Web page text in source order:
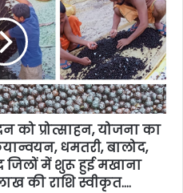
को प्रोत्साहन, योजना का
धमतरी, बालोद,
जिलों में शुरू हुई मखाना
की राशि स्वीकृत….